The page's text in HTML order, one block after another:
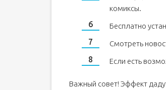
комиксы.
Бесплатно
Смотреть
Если есть
Важный совет! Эффект